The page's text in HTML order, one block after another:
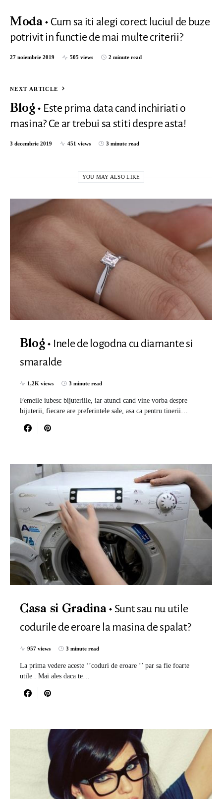
Moda
Cum sa iti alegi corect luciul de buze
potrivit in functie de mai multe criterii?
27 noiembrie 2019 505 views 2 minute read
NEXT ARTICLE
Blog
Este prima data cand inchiriati o
masina? Ce ar trebui sa stiti despre asta!
3 decembrie 2019 451 views 3 minute read
YOU MAY ALSO LIKE
Blog
Inele de logodna cu diamante si
smaralde
1,2K views 3 minute read
Femeile iubesc bijuteriile, iar atunci cand vine vorba despre
bijuterii, fiecare are preferintele sale, asa ca pentru tinerii…
Casa si Gradina
Sunt sau nu utile
codurile de eroare la masina de spalat?
957 views 3 minute read
La prima vedere aceste ‘’coduri de eroare ‘’ par sa fie foarte
utile . Mai ales daca te…